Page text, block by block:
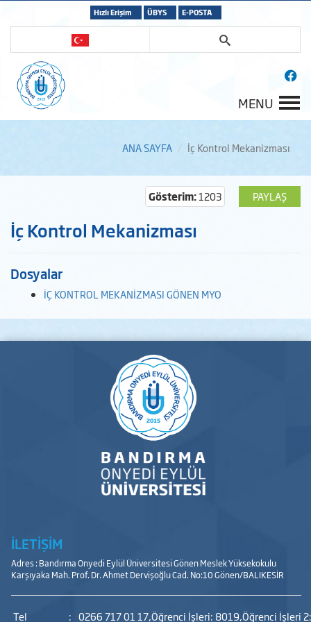
Hızlı Erişim ÜBYS E-POSTA
MENU
ANA SAYFA İç Kontrol Mekanizması
PAYLAŞ
Gösterim:1203
İç Kontrol Mekanizması
Dosyalar
İÇ KONTROL MEKANİZMASI GÖNEN MYO
İLETİŞİM
Adres : Bandırma Onyedi Eylül Üniversitesi Gönen Meslek Yüksekokulu
Karşıyaka Mah. Prof. Dr. Ahmet Dervişoğlu Cad. No:10 Gönen/BALIKESİR
Tel : 0266 717 01 17,Öğrenci İşleri: 8019,Öğrenci İşleri